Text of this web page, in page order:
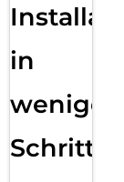
in
wenigen
Schritten